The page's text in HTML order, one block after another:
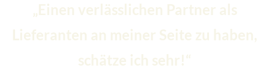
„Einen verlässlichen Partner als
Lieferanten an meiner Seite zu haben,
schätze ich sehr!“